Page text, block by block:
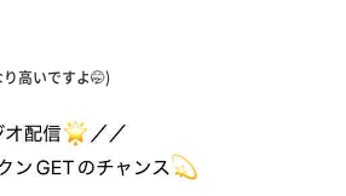
高いですよ🤭)